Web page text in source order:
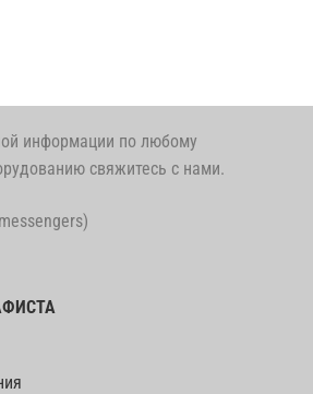
информации по любому
свяжитесь с нами.